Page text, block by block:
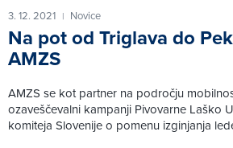
3. 12. 2021 | Novice
Na pot od Triglava do
AMZS
AMZS se kot partner na področju
ozaveščevalni kampanji Pivovarne Laško
komiteja Slovenije o pomenu izginjanja